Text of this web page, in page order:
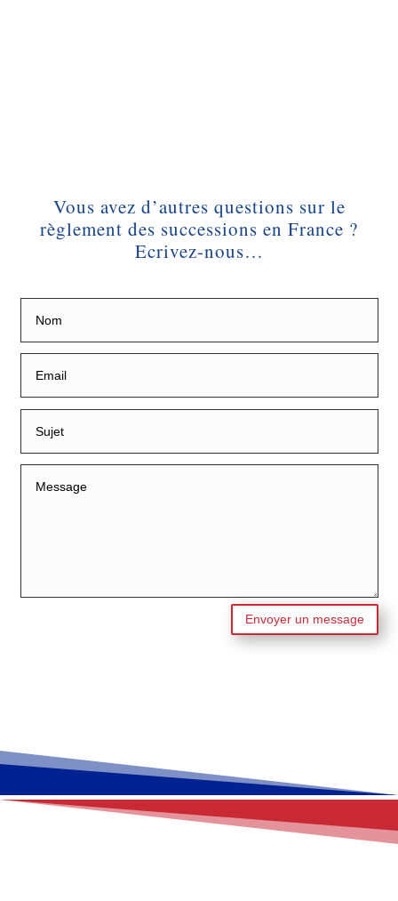
Vous avez d’autres questions sur le
règlement des successions en France ?
Ecrivez-nous…
Envoyer un message